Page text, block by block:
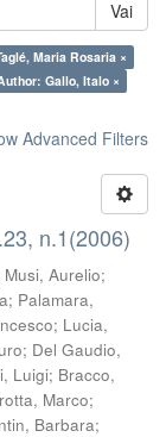
Vai
Maria Rosaria ×
Gallo, Italo ×
Advanced Filters
n.1(2006)
Musi, Aurelio;
; Palamara,
; Lucia,
; Del Gaudio,
Luigi; Bracco,
Marco;
Barbara;